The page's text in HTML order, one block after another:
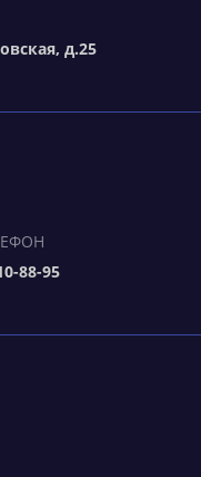
д.25
88-95